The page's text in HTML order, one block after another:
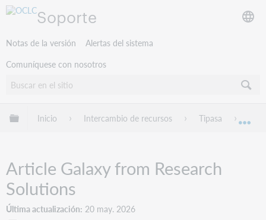
Soporte
Notas de la versión
Alertas del sistema
Comuníquese con nosotros
Expandir/contraer jerarquía global
Inicio Intercambio de recursos Tipasa
Article Galaxy from Research
Solutions
Última actualización 20 may. 2026